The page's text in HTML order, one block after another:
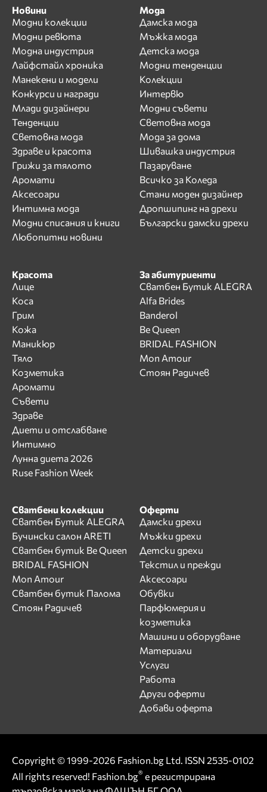
Новини
Модни колекции
Модни ревюта
Модна индустрия
Лайфстайл хроника
Манекени и модели
Конкурси и награди
Млади дизайнери
Тенденции
Световна мода
Здраве и красота
Грижи за тялото
Аромати
Аксесоари
Интимна мода
Модни списания и книги
Любопитни новини
Мода
Дамска мода
Мъжка мода
Детска мода
Модни тенденции
Колекции
Интервю
Модни съвети
Световна мода
Мода за дома
Шивашка индустрия
Пазаруване
Всичко за Коледа
Стани моден дизайнер
Дропшипинг на дрехи
Български дамски дрехи
Красота
Лице
Коса
Грим
Кожа
Маникюр
Тяло
Козметика
Аромати
Съвети
Здраве
Диети и отслабване
Интимно
Лунна диета 2026
Ruse Fashion Week
За абитуриенти
Сватбен Бутик ALEGRA
Alfa Brides
Banderol
Be Queen
BRIDAL FASHION
Mon Amour
Стоян Радичев
Сватбени колекции
Сватбен Бутик ALEGRA
Бучински салон ARETI
Сватбен бутик Be Queen
BRIDAL FASHION
Mon Amour
Сватбен бутик Палома
Стоян Радичев
Оферти
Дамски дрехи
Мъжки дрехи
Детски дрехи
Текстил и прежди
Аксесоари
Обувки
Парфюмерия и
козметика
Машини и оборудване
Материали
Услуги
Работа
Други оферти
Добави оферта
Copyright © 1999-2026 Fashion.bg Ltd. ISSN 2535-0102
All rights reserved! Fashion.bg® е регистрирана